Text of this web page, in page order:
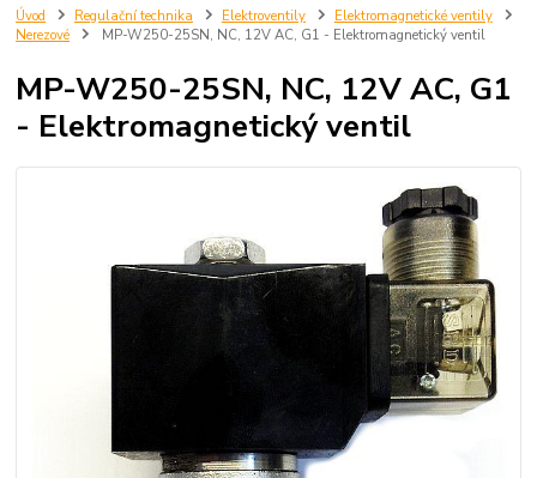
Úvod Regulační technika Elektroventily
Elektromagnetické ventily
Nerezové
MP-W250-25SN, NC, 12V AC, G1 - Elektromagnetický ventil
MP-W250-25SN, NC, 12V AC, G1
- Elektromagnetický ventil